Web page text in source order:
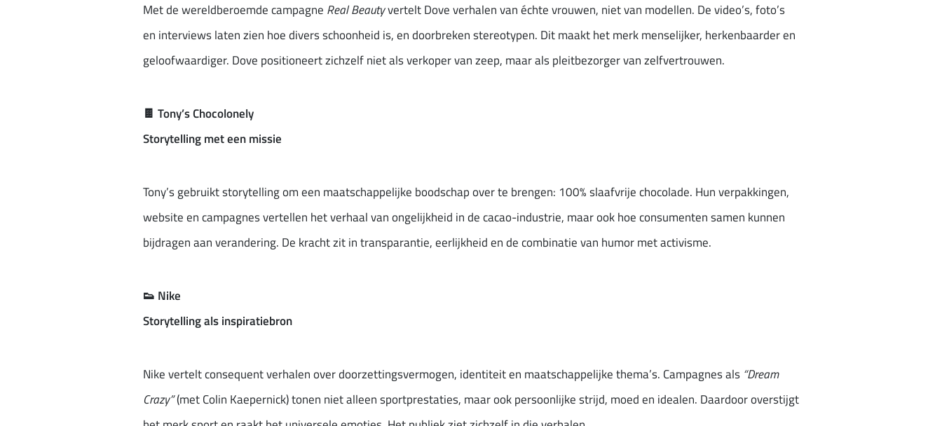
Met de wereldberoemde campagne Real Beautyvertelt Dove verhalen van échte vrouwen, niet van modellen. De video’s, foto’s
en interviews laten zien hoe divers schoonheid is, en doorbreken stereotypen. Dit maakt het merk menselijker, herkenbaarder en
geloofwaardiger. Dove positioneert zichzelf niet als verkoper van zeep, maar als pleitbezorger van zelfvertrouwen.
🍫 Tony’s Chocolonely
Storytelling met een missie
Tony’s gebruikt storytelling om een maatschappelijke boodschap over te brengen: 100% slaafvrije chocolade. Hun verpakkingen,
website en campagnes vertellen het verhaal van ongelijkheid in de cacao-industrie, maar ook hoe consumenten samen kunnen
bijdragen aan verandering. De kracht zit in transparantie, eerlijkheid en de combinatie van humor met activisme.
👟 Nike
Storytelling als inspiratiebron
Nike vertelt consequent verhalen over doorzettingsvermogen, identiteit en maatschappelijke thema’s. Campagnes als “Dream
Crazy”(met Colin Kaepernick) tonen niet alleen sportprestaties, maar ook persoonlijke strijd, moed en idealen. Daardoor overstijgt